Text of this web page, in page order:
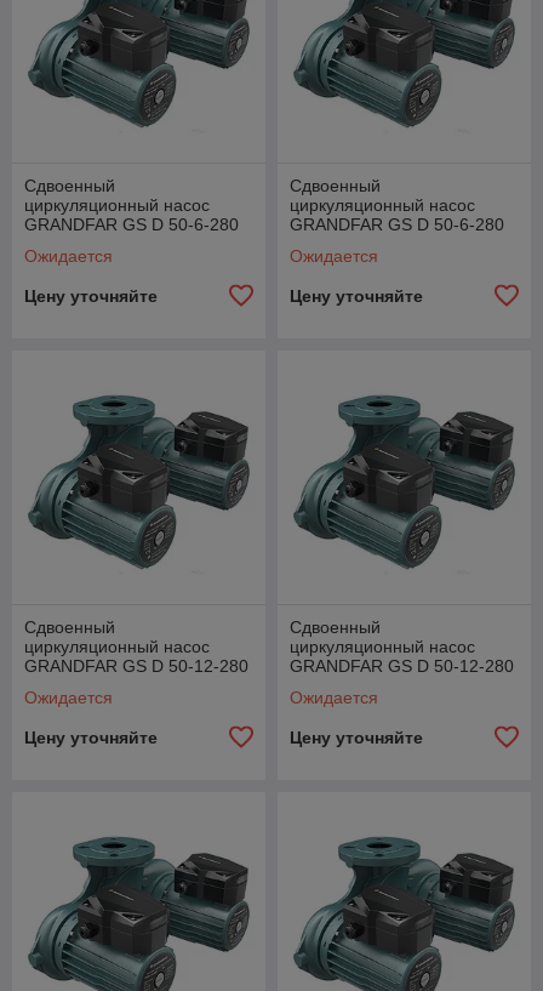
Сдвоенный
циркуляционный насос
GRANDFAR GS D 50-6-280
Ожидается
Цену уточняйте
Сдвоенный
циркуляционный насос
GRANDFAR GS D 50-6-280
Ожидается
Цену уточняйте
Сдвоенный
циркуляционный насос
GRANDFAR GS D 50-12-280
Ожидается
Цену уточняйте
Сдвоенный
циркуляционный насос
GRANDFAR GS D 50-12-280
Ожидается
Цену уточняйте